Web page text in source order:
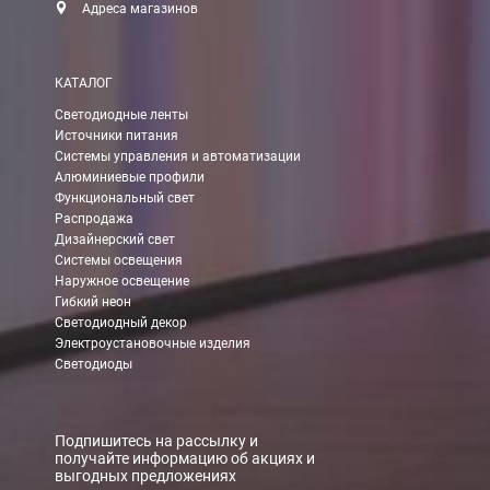
Адреса магазинов
КАТАЛОГ
Светодиодные ленты
Источники питания
Системы управления и автоматизации
Алюминиевые профили
Функциональный свет
Распродажа
Дизайнерский свет
Системы освещения
Наружное освещение
Гибкий неон
Светодиодный декор
Электроустановочные изделия
Светодиоды
Подпишитесь на рассылку и
получайте информацию об акциях и
выгодных предложениях